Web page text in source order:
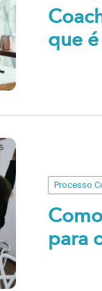
que
Processo
para